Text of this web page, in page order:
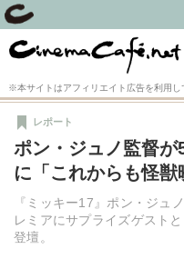
※本サイトはアフィリエイト広告を利用し
ポン・ジュノ監督
に「これからも怪獣
『ミッキー17』ポン・ジュ
レミアにサプライズゲスト
登壇。
レポート